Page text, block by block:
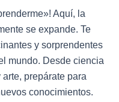
Aquí, la
se expande. Te
y sorprendentes
mundo. Desde ciencia
prepárate para
conocimientos.